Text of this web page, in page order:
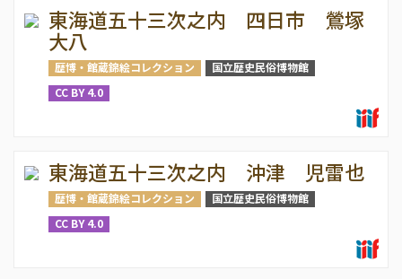
東海道五十三次之内 四日市 鶯塚
大八
歴博・館蔵錦絵コレクション
国立歴史民俗博物館
CC BY 4.0
東海道五十三次之内 沖津 児雷也
歴博・館蔵錦絵コレクション
国立歴史民俗博物館
CC BY 4.0